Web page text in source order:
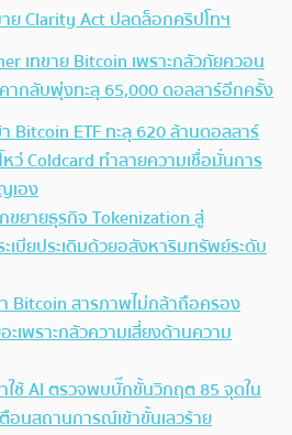
ย Clarity Act ปลดล็อกคริปโทฯ
เทขาย Bitcoin เพราะกลัวภัยควอน
ากลับพุ่งทะลุ 65,000 ดอลลาร์อีกครั้ง
า Bitcoin ETF ทะลุ 620 ล้านดอลลาร์
ว่ Coldcard ทำลายความเชื่อมั่นการ
เอง
ขยายธุรกิจ Tokenization สู่
เบียประเดิมด้วยอสังหาริมทรัพย์ระดับ
สารภาพไม่กล้าถือครอง
ะเพราะกลัวความเสี่ยงด้านความ
ช้ AI ตรวจพบบั๊กขั้นวิกฤต 85 จุดใน
อนสถานการณ์เข้าขั้นเลวร้าย